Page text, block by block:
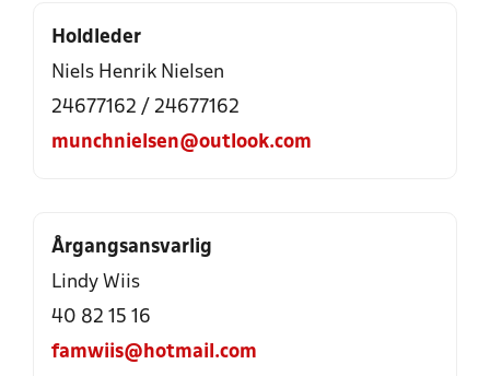
Holdleder
Niels Henrik Nielsen
24677162 / 24677162
munchnielsen@outlook.com
Årgangsansvarlig
Lindy Wiis
40 82 15 16
famwiis@hotmail.com